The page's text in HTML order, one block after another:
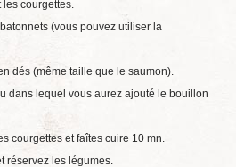
les courgettes.
(vous pouvez utiliser la
dés (même taille que le saumon).
dans lequel vous aurez ajouté le bouillon
courgettes et faîtes cuire 10 mn.
réservez les légumes.